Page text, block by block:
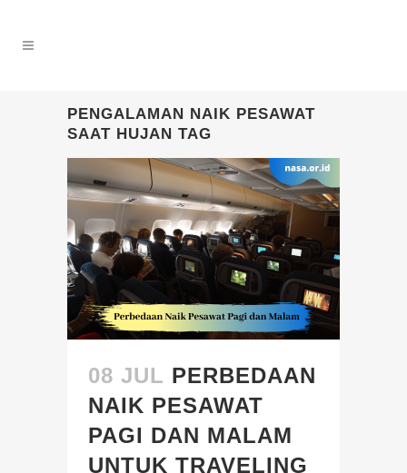
PENGALAMAN NAIK PESAWAT
SAAT HUJAN TAG
08 JUL PERBEDAAN
NAIK PESAWAT
PAGI DAN MALAM
UNTUK TRAVELING